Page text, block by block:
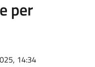
per
14:34